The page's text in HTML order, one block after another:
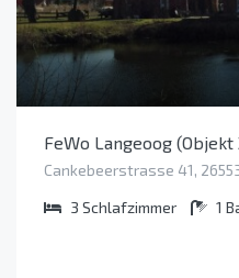
FeWo Langeoog (Objekt
Cankebeerstrasse 41,
3 Schlafzimmer 1